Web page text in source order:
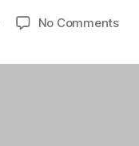
No Commentson